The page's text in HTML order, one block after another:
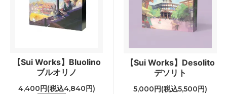
【Sui Works】Bluolino
ブルオリノ
4,400円(税込4,840円)
【Sui Works】Desolito
デソリト
5,000円(税込5,500円)